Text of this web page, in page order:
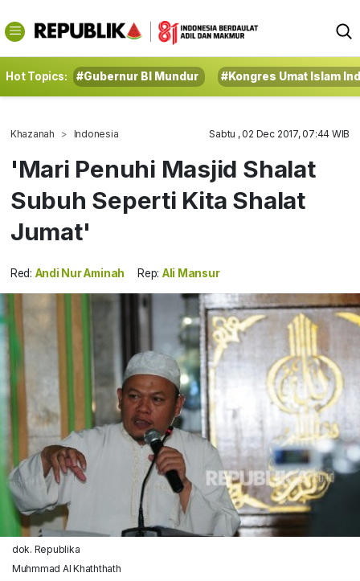
Hot Topics: #Gubernur BI Mundur #Kongres Umat Islam
Khazanah Indonesia Sabtu , 02 Dec 2017, 07:44 WIB
'Mari Penuhi Masjid Shalat
Subuh Seperti Kita Shalat
Jumat'
Red: Andi Nur Aminah Rep: Ali Mansur
dok. Republika
Muhmmad Al Khaththath